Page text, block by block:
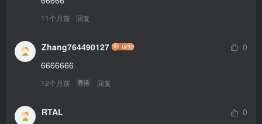
11个月前 回复
Zhang764490127
0
6666666
12个月前 香港 回复
RTAL
0